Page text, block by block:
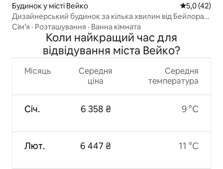
Будинок у місті Вейко Середня
5,0 (42)
Дизайнерський будинок за кілька хвилин від Бейлора
та Магнолії
Сім’я · Розташування · Ванна кімната
Коли найкращий час для
відвідування міста Вейко?
Місяць
Січ.
Лют.
Середня
ціна
6 358 ₴
6 447 ₴
Середня
температура
9 °C
11 °C